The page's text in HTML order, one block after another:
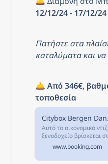
12/12/24 - 17/12/24
Πατήστε στα
καταλύματα και
🛎️ Από 346€,
τοποθεσία
Αυτό το οικονομικό
ξενοδοχείο βρίσκεται
Πλατεία Danmarksplass
του Μπέργκεν και
προσφέρει δωρεάν
www.booking.com